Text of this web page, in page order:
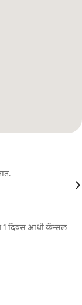
1 दिवस आधी कॅन्सल